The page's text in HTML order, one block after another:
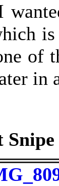
of
in
Snipe